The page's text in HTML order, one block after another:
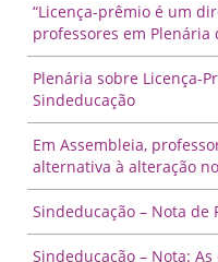
“Licença-prêmio é um
professores em Plenária
Plenária sobre Licença-
Sindeducação
Em Assembleia,
alternativa à alteração
Sindeducação – Nota de
Sindeducação – Nota: